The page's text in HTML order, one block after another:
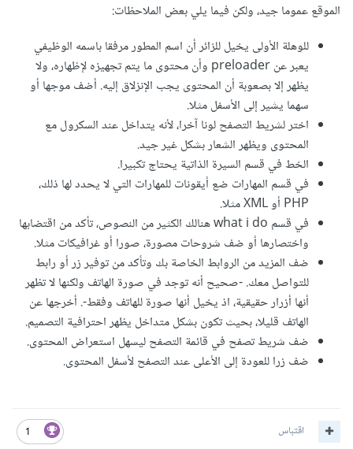
الموقع عموما جيد، ولكن فيما يلي بعض الملاحظات:
للوهلة الأولى يخيل للزائر أن اسم المطور مرفقا باسمه الوظيفي
يعبر عن preloader وأن محتوى ما يتم تجهيزه لإظهاره، ولا
يظهر إلا بصعوبة أن المحتوى يجب الإنزلاق إليه. أضف موجها أو
سهما يشير إلى الأسفل مثلا.
اختر لشريط التصفح لونا آخرا، لأنه يتداخل عند السكرول مع
المحتوى ويظهر الشعار بشكل غير جيد.
الخط في قسم السيرة الذاتية يحتاج تكبيرا.
في قسم المهارات ضع أيقونات للمهارات التي لا يحدد لها ذلك،
PHP أو XML مثلا.
في قسم what i do هنالك الكثير من النصوص، تأكد من اقتضابها
واختصارها أو ضف شروحات مصورة، صورا أو غرافيكات مثلا.
ضف المزيد من الروابط الخاصة بك وتأكد من توفير زر أو رابط
للتواصل معك. -صحيح أنه توجد في صورة الهاتف ولكنها لا تظهر
أنها أزرار حقيقية، اذ يخيل أنها صورة للهاتف وفقط-. أخرجها عن
الهاتف قليلا، بحيث تكون بشكل متداخل يظهر احترافية التصميم.
ضف شريط تصفح في قائمة التصفح ليسهل استعراض المحتوى.
ضف زرا للعودة إلى الأعلى عند التصفح لأسفل المحتوى.
1 اقتباس